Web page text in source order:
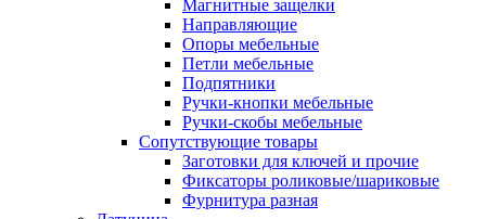
Магнитные защелки
Направляющие
Опоры мебельные
Петли мебельные
Подпятники
Ручки-кнопки мебельные
Ручки-скобы мебельные
Сопутствующие товары
Заготовки для ключей и прочие
Фиксаторы роликовые/шариковые
Фурнитура разная